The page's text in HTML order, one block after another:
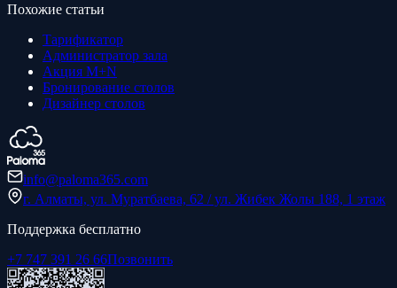
Похожие статьи
Тарификатор
Администратор зала
Акция M+N
Бронирование столов
Дизайнер столов
info@paloma365.com
г. Алматы, ул. Муратбаева, 62 / ул. Жибек Жолы 188, 1 этаж
Поддержка бесплатно
+7 747 391 26 66Позвонить